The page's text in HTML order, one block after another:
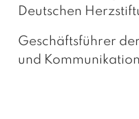
Deutschen
Geschäftsführer
und